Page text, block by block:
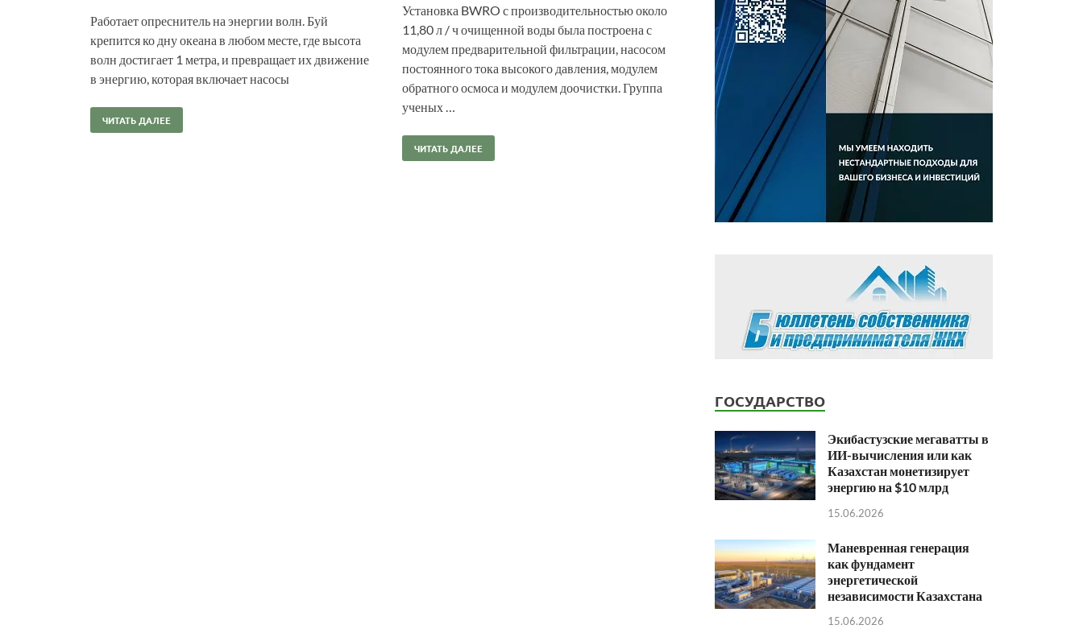
Работает опреснитель на энергии волн. Буй
крепится ко дну океана в любом месте, где высота
волн достигает 1 метра, и превращает их движение
в энергию, которая включает насосы
ЧИТАТЬ ДАЛЕЕ
Установка BWRO с производительностью около
11,80 л / ч очищенной воды была построена с
модулем предварительной фильтрации, насосом
постоянного тока высокого давления, модулем
обратного осмоса и модулем доочистки. Группа
ученых …
ЧИТАТЬ ДАЛЕЕ
ГОСУДАРСТВО
Экибастузские мегаватты в
ИИ-вычисления или как
Казахстан монетизирует
энергию на $10 млрд
15.06.2026
Маневренная генерация
как фундамент
энергетической
независимости Казахстана
15.06.2026